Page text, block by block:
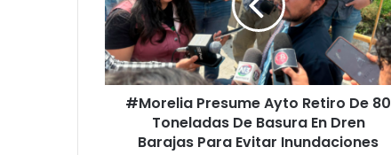
De
80
Toneladas
De
Basura
Barajas
#Morelia Presume Ayto Retiro De 80
Toneladas De Basura En Dren
Barajas Para Evitar Inundaciones